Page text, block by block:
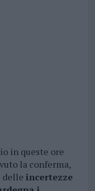
in queste ore
la conferma,
delle incertezze